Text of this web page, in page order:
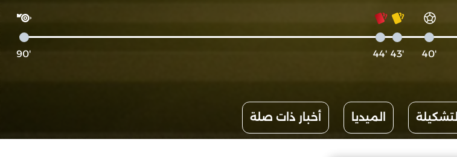
'40
'43
'44
'90
التشكيلة الميديا أخبار ذات صلة